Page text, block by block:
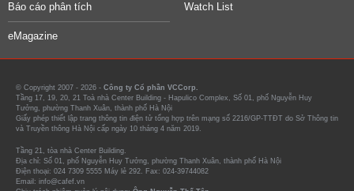
Báo cáo phân tích Watch List
eMagazine
© Copyright 2007 - 2026 - Công ty Cổ phần VCCorp.
Tầng 17, 19, 20, 21 Toà nhà Center Building - Hapulico Complex, Số 01, phố Nguyễn Huy
Tưởng, phường Thanh Xuân, thành phố Hà Nội
Giấy phép thiết lập trang thông tin điện tử tổng hợp trên mạng số 2216/GP-TTĐT do Sở Thông tin
và Truyền thông Hà Nội cấp ngày 10 tháng 4 năm 2019.
Tầng 21, tòa nhà Center Building.
Địa chỉ: Số 01, phố Nguyễn Huy Tưởng, phường Thanh Xuân, thành phố Hà Nội
Điện thoại: 024 7309 5555 Máy lẻ 292. Fax: 024-39744082
Email: info@cafef.vn